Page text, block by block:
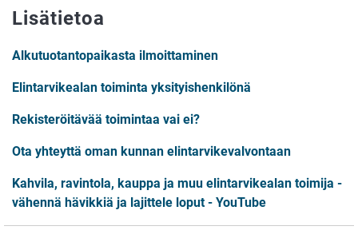
Lisätietoa
Alkutuotantopaikasta ilmoittaminen
Elintarvikealan toiminta yksityishenkilönä
Rekisteröitävää toimintaa vai ei?
Ota yhteyttä oman kunnan elintarvikevalvontaan
Kahvila, ravintola, kauppa ja muu elintarvikealan toimija -
vähennä hävikkiä ja lajittele loput - YouTube